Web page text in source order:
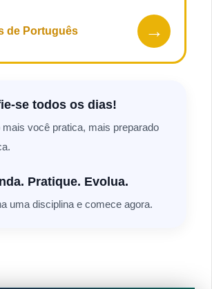
de Português →
se todos os dias!
mais você pratica, mais preparado
Pratique. Evolua.
uma disciplina e comece agora.